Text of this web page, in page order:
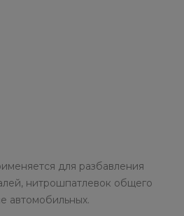
для разбавления
нитрошпатлевок общего
автомобильных.